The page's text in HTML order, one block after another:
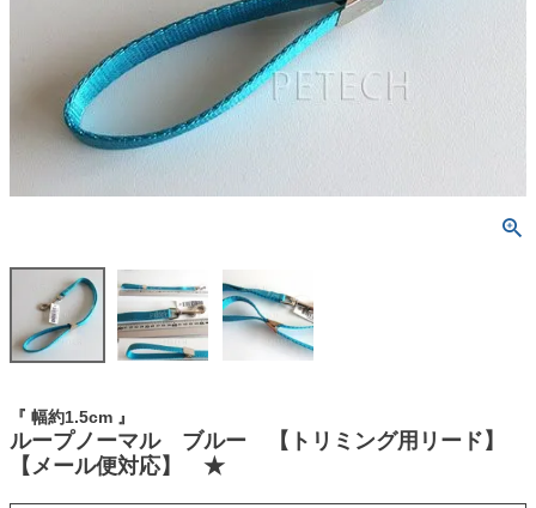
『 幅約1.5cm 』
ループノーマル ブルー 【トリミング用リード】
【メール便対応】 ★